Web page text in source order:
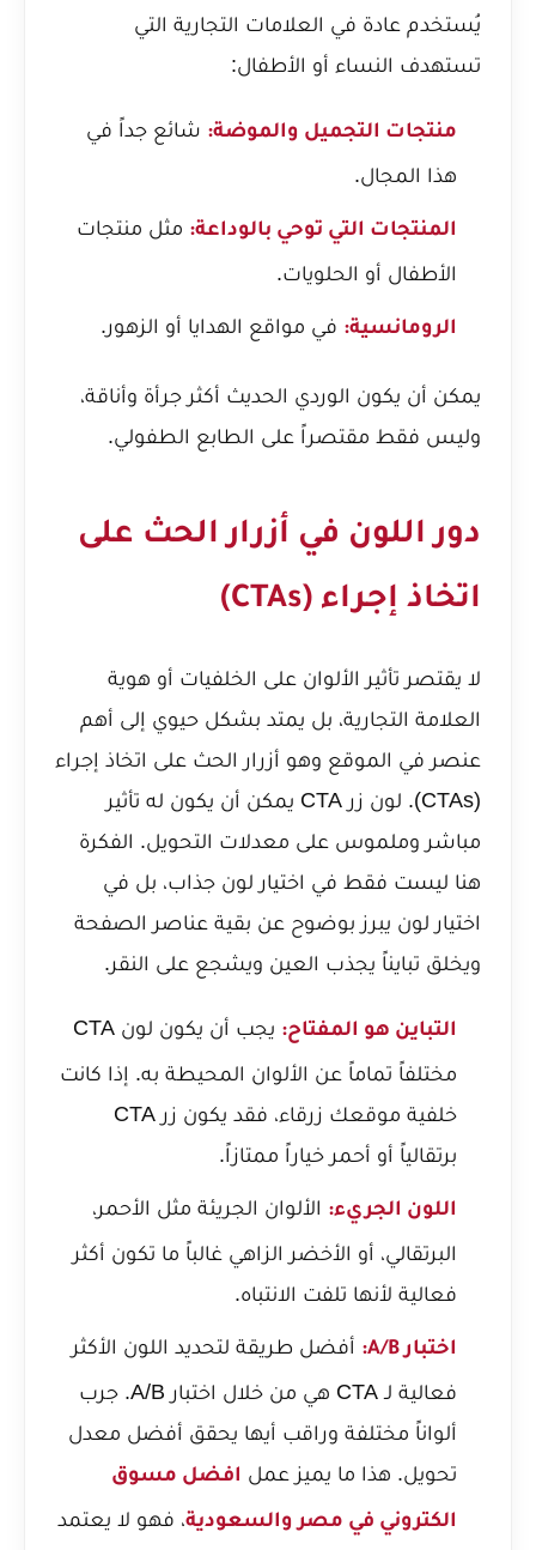
يُستخدم عادة في العلامات التجارية التي
تستهدف النساء أو الأطفال:
منتجات التجميل والموضة: شائع جداً في
هذا المجال.
المنتجات التي توحي بالوداعة: مثل منتجات
الأطفال أو الحلويات.
الرومانسية: في مواقع الهدايا أو الزهور.
يمكن أن يكون الوردي الحديث أكثر جرأة وأناقة،
وليس فقط مقتصراً على الطابع الطفولي.
دور اللون في أزرار الحث على
اتخاذ إجراء (CTAs)
لا يقتصر تأثير الألوان على الخلفيات أو هوية
العلامة التجارية، بل يمتد بشكل حيوي إلى أهم
عنصر في الموقع وهو أزرار الحث على اتخاذ إجراء
(CTAs). لون زر CTA يمكن أن يكون له تأثير
مباشر وملموس على معدلات التحويل. الفكرة
هنا ليست فقط في اختيار لون جذاب، بل في
اختيار لون يبرز بوضوح عن بقية عناصر الصفحة
ويخلق تبايناً يجذب العين ويشجع على النقر.
التباين هو المفتاح:
يجب أن يكون لون CTA
مختلفاً تماماً عن الألوان المحيطة به. إذا كانت
خلفية موقعك زرقاء، فقد يكون زر CTA
برتقالياً أو أحمر خياراً ممتازاً.
اللون الجريء: الألوان الجريئة مثل الأحمر،
البرتقالي، أو الأخضر الزاهي غالباً ما تكون أكثر
فعالية لأنها تلفت الانتباه.
اختبار A/B:
أفضل طريقة لتحديد اللون الأكثر
فعالية لـ CTA هي من خلال اختبار A/B. جرب
ألواناً مختلفة وراقب أيها يحقق أفضل معدل
تحويل. هذا ما يميز عمل افضل مسوق
الكتروني في مصر والسعودية، فهو لا يعتمد